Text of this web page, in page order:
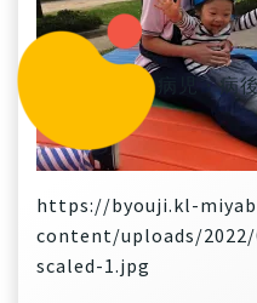
病児・
https://byouji.kl-
content/uploads/2022/
scaled-1.jpg